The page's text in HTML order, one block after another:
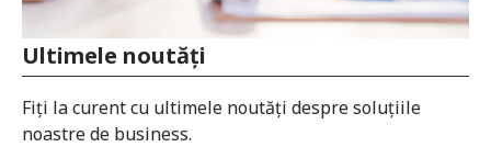
Ultimele noutăți
Fiți la curent cu ultimele noutăți despre soluțiile
noastre de business.